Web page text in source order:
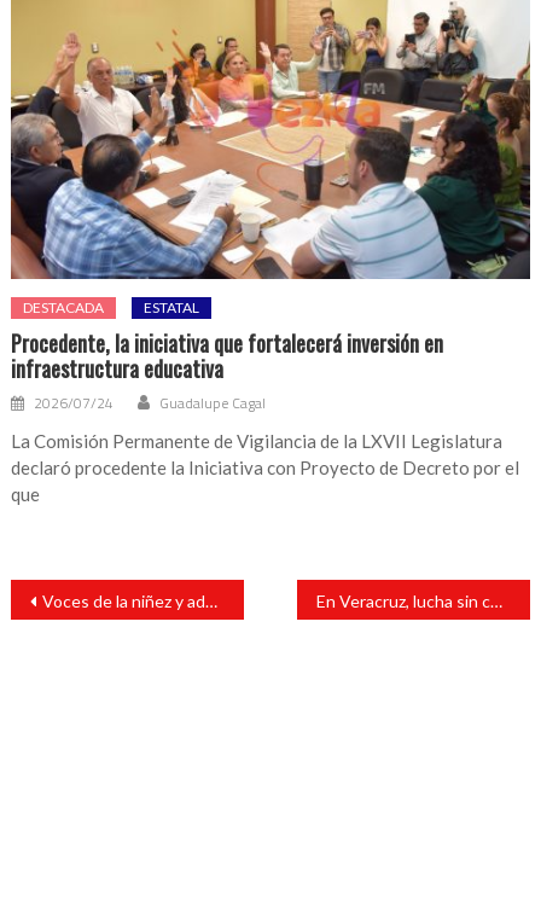
DESTACADA ESTATAL
Procedente, la iniciativa que fortalecerá inversión en
infraestructura educativa
2026/07/24 Guadalupe Cagal
La Comisión Permanente de Vigilancia de la LXVII Legislatura
declaró procedente la Iniciativa con Proyecto de Decreto por el
que
Navegación
entradas
Voces de la niñez y adolescencia deben ser escuchadas en la construcción del país En Veracruz, lucha sin cuartel contra el cáncer: Salud